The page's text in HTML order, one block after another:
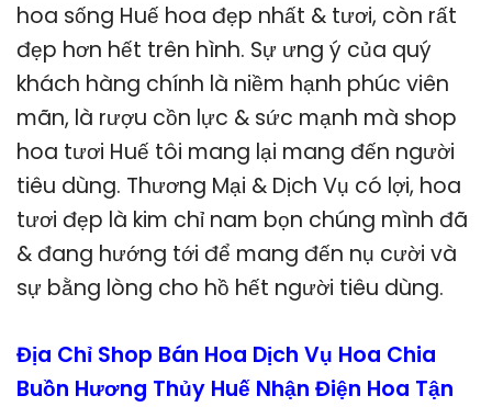
hoa sống Huế hoa đẹp nhất & tươi, còn rất
đẹp hơn hết trên hình. Sự ưng ý của quý
khách hàng chính là niềm hạnh phúc viên
mãn, là rượu cồn lực & sức mạnh mà shop
hoa tươi Huế tôi mang lại mang đến người
tiêu dùng. Thương Mại & Dịch Vụ có lợi, hoa
tươi đẹp là kim chỉ nam bọn chúng mình đã
& đang hướng tới để mang đến nụ cười và
sự bằng lòng cho hồ hết người tiêu dùng.
Địa Chỉ Shop Bán Hoa Dịch Vụ Hoa Chia
Buồn Hương Thủy Huế Nhận Điện Hoa Tận